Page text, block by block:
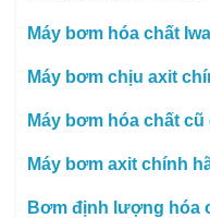
Máy bơm hóa chất
Máy bơm chịu axit
Máy bơm hóa chất
Máy bơm axit chính
Bơm định lượng hóa